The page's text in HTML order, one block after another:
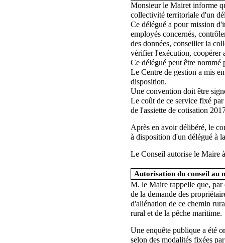
Monsieur le Mairet informe
collectivité territoriale d'un
Ce délégué a pour mission
employés concernés,
des données, conseiller la
vérifier l'exécution, coopérer
Ce délégué peut être nommé
Le Centre de gestion a mis
disposition.
Une convention doit être
Le coût de ce service fixé
de l'assiette de cotisation
Après en avoir délibéré, le
à disposition d'un délégué à
Le Conseil autorise le Maire
Autorisation du conseil au
M. le Maire rappelle que,
de la demande des
d'aliénation de ce chemin
rural et de la pêche maritime.
Une enquête publique a été
selon des modalités fixées